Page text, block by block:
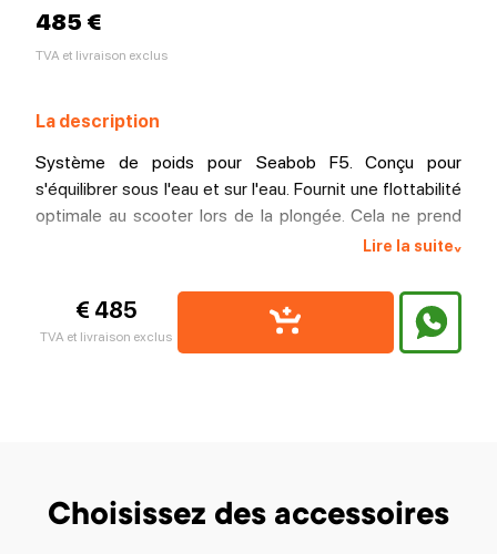
485 €
TVA et livraison exclus
La description
Système de poids pour Seabob F5. Conçu pour
s'équilibrer sous l'eau et sur l'eau. Fournit une flottabilité
optimale au scooter lors de la plongée. Cela ne prend
Lire la suite^
€ 485
TVA et livraison exclus
Choisissez des accessoires